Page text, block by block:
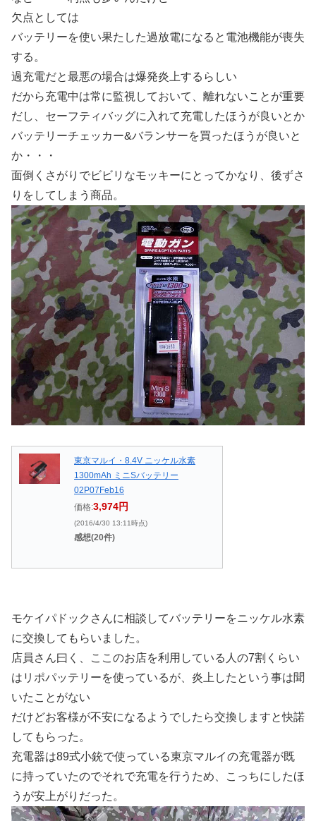
欠点としては
バッテリーを使い果たした過放電になると電池機能が喪失
する。
過充電だと最悪の場合は爆発炎上するらしい
だから充電中は常に監視しておいて、離れないことが重要
だし、セーフティバッグに入れて充電したほうが良いとか
バッテリーチェッカー&バランサーを買ったほうが良いと
か・・・
面倒くさがりでビビリなモッキーにとってかなり、後ずさ
りをしてしまう商品。
東京マルイ・8.4V ニッケル水素
1300mAh ミニSバッテリー
02P07Feb16
価格:3,974円
(2016/4/30 13:11時点)
感想(20件)
モケイパドックさんに相談してバッテリーをニッケル水素
に交換してもらいました。
店員さん曰く、ここのお店を利用している人の7割くらい
はリポパッテリーを使っているが、炎上したという事は聞
いたことがない
だけどお客様が不安になるようでしたら交換しますと快諾
してもらった。
充電器は89式小銃で使っている東京マルイの充電器が既
に持っていたのでそれで充電を行うため、こっちにしたほ
うが安上がりだった。